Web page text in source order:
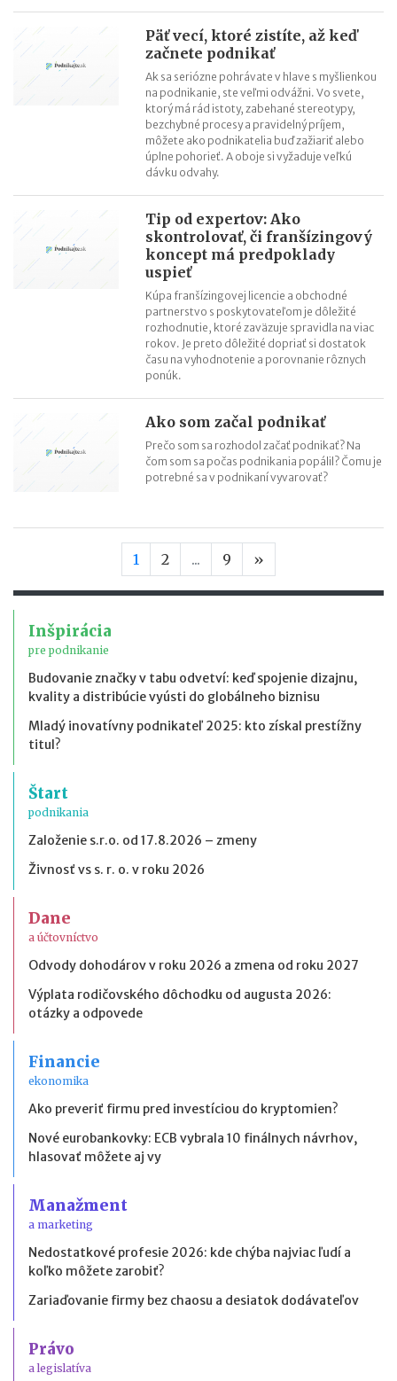
Päť vecí, ktoré zistíte, až keď
začnete podnikať
Ak sa seriózne pohrávate v hlave s myšlienkou
na podnikanie, ste veľmi odvážni. Vo svete,
ktorý má rád istoty, zabehané stereotypy,
bezchybné procesy a pravidelný príjem,
môžete ako podnikatelia buď zažiariť alebo
úplne pohorieť. A oboje si vyžaduje veľkú
dávku odvahy.
Tip od expertov: Ako
skontrolovať, či franšízingový
koncept má predpoklady
uspieť
Kúpa franšízingovej licencie a obchodné
partnerstvo s poskytovateľom je dôležité
rozhodnutie, ktoré zaväzuje spravidla na viac
rokov. Je preto dôležité dopriať si dostatok
času na vyhodnotenie a porovnanie rôznych
ponúk.
Ako som začal podnikať
Prečo som sa rozhodol začať podnikať? Na
čom som sa počas podnikania popálil? Čomu je
potrebné sa v podnikaní vyvarovať?
1 2 ... 9 »
Inšpirácia
pre podnikanie
Budovanie značky v tabu odvetví: keď spojenie dizajnu,
kvality a distribúcie vyústi do globálneho biznisu
Mladý inovatívny podnikateľ 2025: kto získal prestížny
titul?
Štart
podnikania
Založenie s.r.o. od 17.8.2026 – zmeny
Živnosť vs s. r. o. v roku 2026
Dane
a účtovníctvo
Odvody dohodárov v roku 2026 a zmena od roku 2027
Výplata rodičovského dôchodku od augusta 2026:
otázky a odpovede
Financie
ekonomika
Ako preveriť firmu pred investíciou do kryptomien?
Nové eurobankovky: ECB vybrala 10 finálnych návrhov,
hlasovať môžete aj vy
Manažment
a marketing
Nedostatkové profesie 2026: kde chýba najviac ľudí a
koľko môžete zarobiť?
Zariaďovanie firmy bez chaosu a desiatok dodávateľov
Právo
a legislatíva